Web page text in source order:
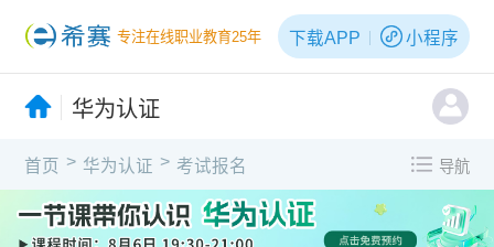
专注在线职业教育25年 下载APP 小程序
华为认证
首页 > 华为认证 > 考试报名 导航